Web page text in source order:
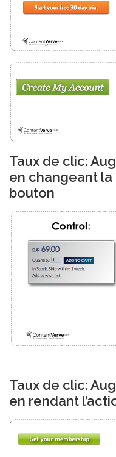
Taux de clic:
en changeant
bouton
Taux de clic:
en rendant